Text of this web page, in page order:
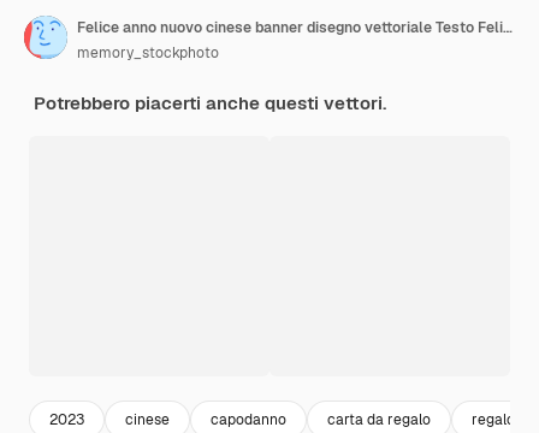
Felice anno nuovo cinese banner disegno vettoriale Testo Felice anno nuovo cinese
memory_stockphoto
Potrebbero piacerti anche questi vettori.
2023 cinese capodanno carta da regalo regalo